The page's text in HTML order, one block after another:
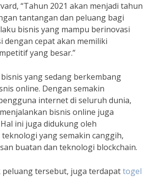
“Tahun 2021 akan menjadi tahun
tantangan dan peluang bagi
bisnis yang mampu berinovasi
dengan cepat akan memiliki
yang besar.”
yang sedang berkembang
online. Dengan semakin
internet di seluruh dunia,
bisnis online juga
ini juga didukung oleh
yang semakin canggih,
buatan dan teknologi blockchain.
peluang tersebut, juga terdapattogel